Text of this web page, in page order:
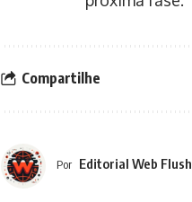
Compartilhe
Por Editorial Web Flush